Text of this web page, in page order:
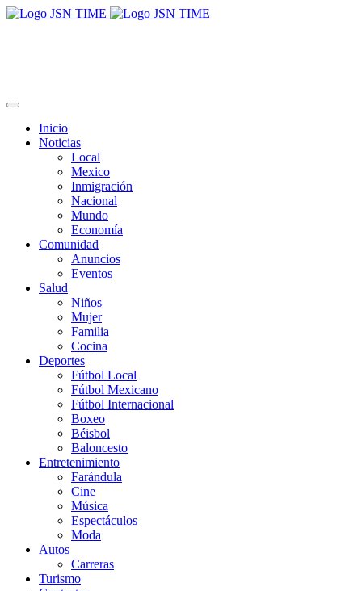
Inicio
Noticias
Local
Mexico
Inmigración
Nacional
Mundo
Economía
Comunidad
Anuncios
Eventos
Salud
Niños
Mujer
Familia
Cocina
Deportes
Fútbol Local
Fútbol Mexicano
Fútbol Internacional
Boxeo
Béisbol
Baloncesto
Entretenimiento
Farándula
Cine
Música
Espectáculos
Moda
Autos
Carreras
Turismo